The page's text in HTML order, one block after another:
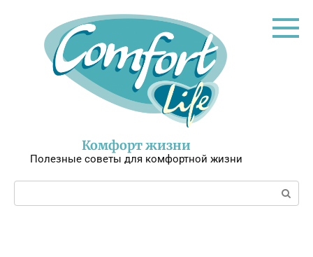
Комфорт жизни
Полезные советы для комфортной жизни
Поиск: